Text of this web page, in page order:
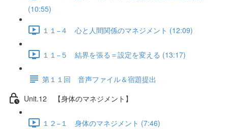
(10:55)
１１−４ 心と人間関係のマネジメント (12:09)
１１−５ 結界を張る＝設定を変える (13:17)
第１１回 音声ファイル＆宿題提出
Unit.12 【身体のマネジメント】
１２−１ 身体のマネジメント (7:46)